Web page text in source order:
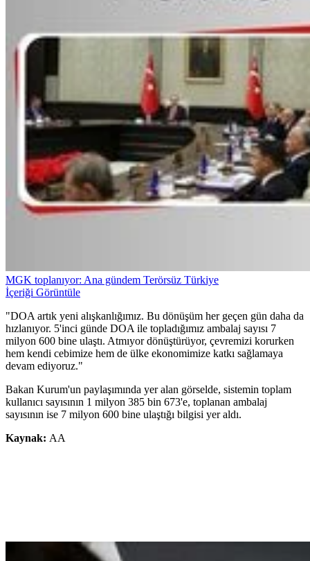
MGK toplanıyor: Ana gündem Terörsüz Türkiye
İçeriği Görüntüle
"DOA artık yeni alışkanlığımız. Bu dönüşüm her geçen gün daha da
hızlanıyor. 5'inci günde DOA ile topladığımız ambalaj sayısı 7
milyon 600 bine ulaştı. Atmıyor dönüştürüyor, çevremizi korurken
hem kendi cebimize hem de ülke ekonomimize katkı sağlamaya
devam ediyoruz."
Bakan Kurum'un paylaşımında yer alan görselde, sistemin toplam
kullanıcı sayısının 1 milyon 385 bin 673'e, toplanan ambalaj
sayısının ise 7 milyon 600 bine ulaştığı bilgisi yer aldı.
Kaynak: AA